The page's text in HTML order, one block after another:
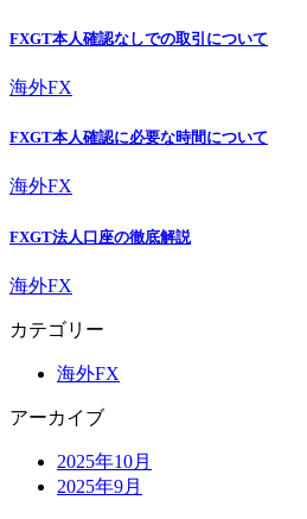
FXGT本人確認なしでの取引について
海外FX
FXGT本人確認に必要な時間について
海外FX
FXGT法人口座の徹底解説
海外FX
カテゴリー
海外FX
アーカイブ
2025年10月
2025年9月